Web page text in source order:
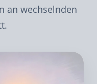
an wechselnden